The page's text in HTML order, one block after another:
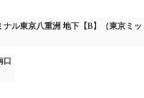
ナル東京八重洲 地下【B】（東京ミッ
口